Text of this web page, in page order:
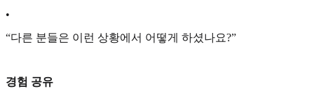
•
“다른 분들은 이런 상황에서 어떻게 하셨나요?”
경험 공유